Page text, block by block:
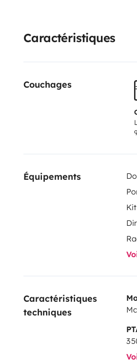
Caractéristiques
Couchages
Équipements
Caractéristiques
techniques
3